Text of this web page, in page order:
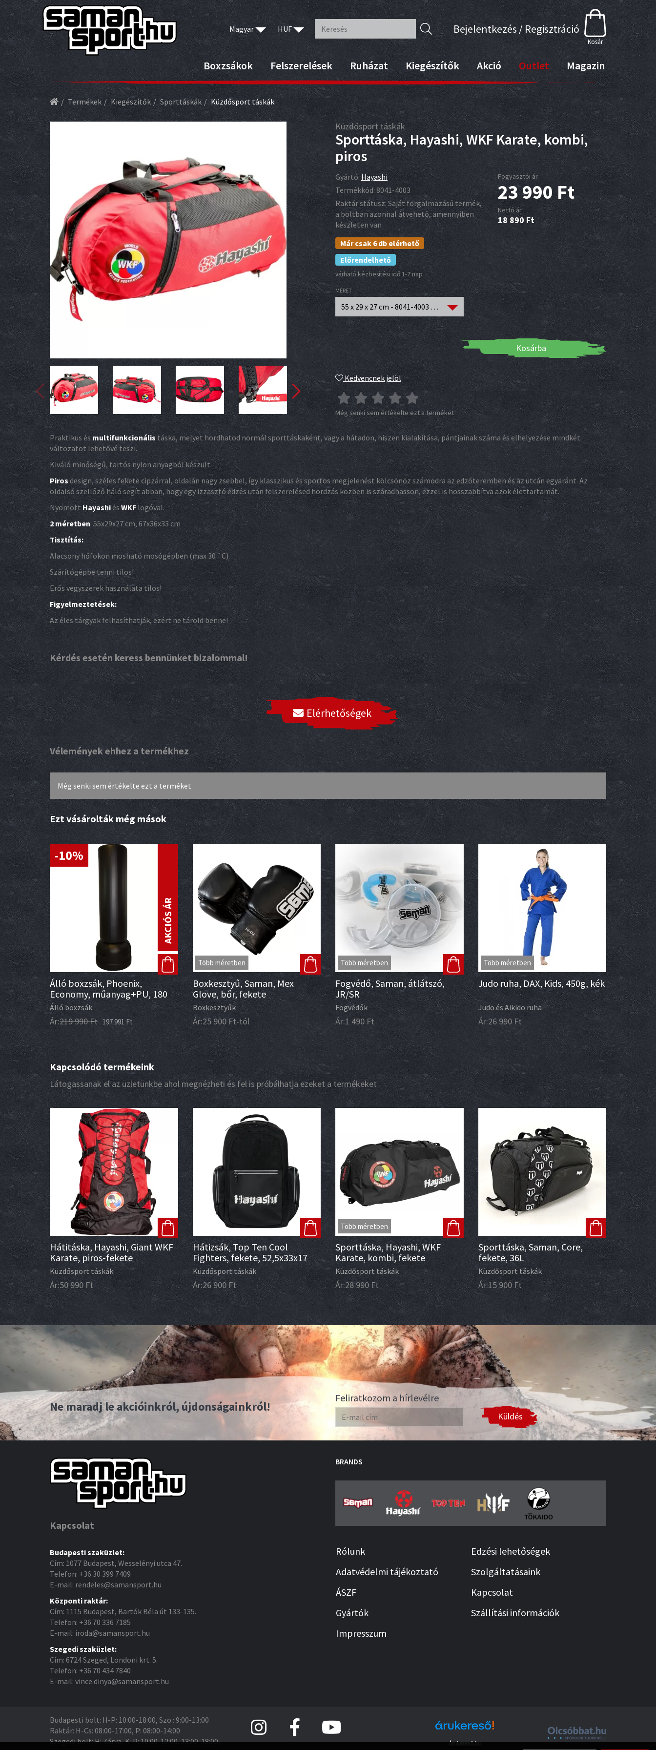
Magyar HUF Bejelentkezés / Regisztráció
Kosár
Boxzsákok Felszerelések Ruházat Kiegészítők Akció Outlet Magazin
Termékek Kiegészítők Sporttáskák Küzdősport táskák
Küzdősport táskák
Sporttáska, Hayashi, WKF Karate, kombi,
piros
Fogyasztói ár
23 990Ft
Nettó ár
18 890 Ft
Gyártó: Hayashi
Termékkód: 8041-4003
Raktár státusz: Saját forgalmazású termék,
a boltban azonnal átvehető, amennyiben
készleten van
Már csak 6 db elérhető
Előrendelhető
várható kézbesítési idő 1-7 nap
MÉRET
55 x 29 x 27 cm - 8041-4003 - ( 23 990 Ft)
Kosárba
Kedvencnek jelöl
Még senki sem értékelte ezt a terméket
Praktikus és multifunkcionálistáska, melyet hordhatod normál sporttáskaként, vagy a hátadon, hiszen kialakítása, pántjainak száma és elhelyezése mindkét
változatot lehetővé teszi.
Kiváló minőségű, tartós nylon anyagból készült.
Piros design, széles fekete cipzárral, oldalán nagy zsebbel, így klasszikus és sportos megjelenést kölcsönöz számodra az edzőteremben és az utcán egyaránt. Az
oldalsó szellőző háló segít abban, hogy egy izzasztó edzés után felszerelésed hordzás közben is száradhasson, ezzel is hosszabbítva azok élettartamát.
NyomottHayashiésWKFlogóval.
2 méretben: 55x29x27 cm, 67x36x33 cm
Tisztítás:
Alacsony hőfokon mosható mosógépben (max 30 ˚C).
Szárítógépbe tenni tilos!
Erős vegyszerek használata tilos!
Figyelmeztetések:
Az éles tárgyak felhasíthatják, ezért ne tárold benne!
Kérdés esetén keress bennünket bizalommal!
Elérhetőségek
Vélemények ehhez a termékhez
Még senki sem értékelte ezt a terméket
Ezt vásárolták még mások
AKCIÓS ÁR
-10%
Álló boxzsák, Phoenix,
Economy, műanyag+PU, 180
cm, fekete
Álló boxzsák
Ár:219 990Ft 197 991 Ft
Több méretben
Boxkesztyű, Saman, Mex
Glove, bőr, fekete
Boxkesztyűk
Ár:25 900Ft-tól
Több méretben
Fogvédő, Saman, átlátszó,
JR/SR
Fogvédők
Ár:1 490Ft
Több méretben
Judo ruha, DAX, Kids, 450g, kék
Judo és Aikido ruha
Ár:26 990Ft
Kapcsolódó termékeink
Látogassanak el az üzletünkbe ahol megnézheti és fel is próbálhatja ezeket a termékeket
Hátitáska, Hayashi, Giant WKF
Karate, piros-fekete
Küzdősport táskák
Ár:50 990Ft
Hátizsák, Top Ten Cool
Fighters, fekete, 52,5x33x17
cm
Küzdősport táskák
Ár:26 900Ft
Több méretben
Sporttáska, Hayashi, WKF
Karate, kombi, fekete
Küzdősport táskák
Ár:28 990Ft
Sporttáska, Saman, Core,
fekete, 36L
Küzdősport táskák
Ár:15 900Ft
Ne maradj le akcióinkról, újdonságainkról!
Feliratkozom a hírlevélre
Küldés
Kapcsolat
Budapesti szaküzlet:
Cím: 1077 Budapest, Wesselényi utca 47.
Telefon: +36 30 399 7409
E-mail: rendeles@samansport.hu
Központi raktár:
Cím: 1115 Budapest, Bartók Béla út 133-135.
Telefon: +36 70 336 7185
E-mail: iroda@samansport.hu
Szegedi szaküzlet:
Cím: 6724 Szeged, Londoni krt. 5.
Telefon: +36 70 434 7840
E-mail: vince.dinya@samansport.hu
BRANDS
Rólunk
Edzési lehetőségek
Adatvédelmi tájékoztató
Szolgáltatásaink
ÁSZF
Kapcsolat
Gyártók
Szállítási információk
Impresszum
Budapesti bolt: H-P: 10:00-18:00, Szo.: 9:00-13:00
Raktár: H-Cs: 08:00-17:00, P: 08:00-14:00
Szegedi bolt: H: Zárva, K-P: 10:00-12:00, 13:00-18:00,
Árukereső.hu